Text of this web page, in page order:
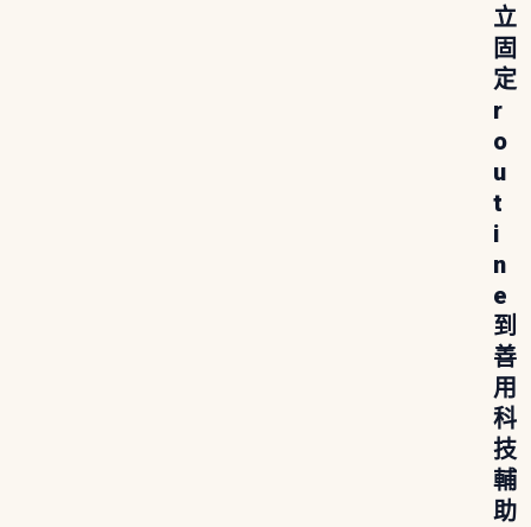
立
固
定
r
o
u
t
i
n
e
到
善
用
科
技
輔
助